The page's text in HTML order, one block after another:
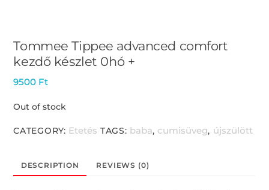
Tommee Tippee advanced comfort
kezdő készlet 0hó +
9500 Ft
Out of stock
CATEGORY: Etetés TAGS: baba, cumisüveg, újszülött
DESCRIPTION REVIEWS (0)